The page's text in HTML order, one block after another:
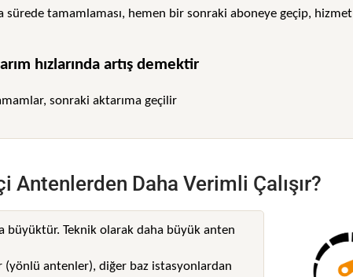
sürede tamamlaması, hemen bir sonraki aboneye geçip, hizmet
hızlarında artış demektir
sonraki aktarıma geçilir
Antenlerden Daha Verimli Çalışır?
büyüktür. Teknik olarak daha büyük anten
antenler), diğer baz istasyonlardan